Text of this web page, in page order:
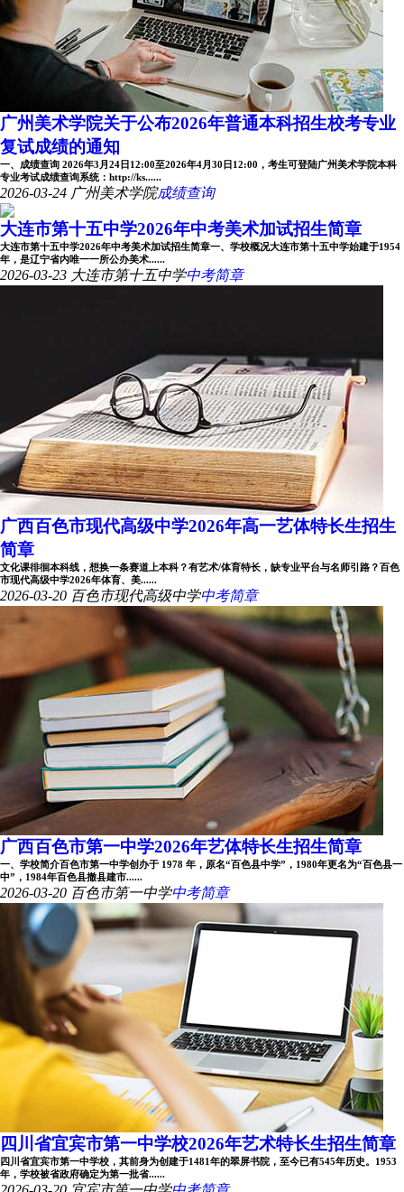
广州美术学院关于公布2026年普通本科招生校考专业
复试成绩的通知
一、成绩查询 2026年3月24日12:00至2026年4月30日12:00，考生可登陆广州美术学院本科
专业考试成绩查询系统：http://ks......
2026-03-24 广州美术学院成绩查询
大连市第十五中学2026年中考美术加试招生简章
大连市第十五中学2026年中考美术加试招生简章一、学校概况大连市第十五中学始建于1954
年，是辽宁省内唯一一所公办美术......
2026-03-23 大连市第十五中学中考简章
广西百色市现代高级中学2026年高一艺体特长生招生
简章
文化课徘徊本科线，想换一条赛道上本科？有艺术/体育特长，缺专业平台与名师引路？百色
市现代高级中学2026年体育、美......
2026-03-20 百色市现代高级中学中考简章
广西百色市第一中学2026年艺体特长生招生简章
一、学校简介百色市第一中学创办于 1978 年，原名“百色县中学”，1980年更名为“百色县一
中”，1984年百色县撤县建市......
2026-03-20 百色市第一中学中考简章
四川省宜宾市第一中学校2026年艺术特长生招生简章
四川省宜宾市第一中学校，其前身为创建于1481年的翠屏书院，至今已有545年历史。1953
年，学校被省政府确定为第一批省......